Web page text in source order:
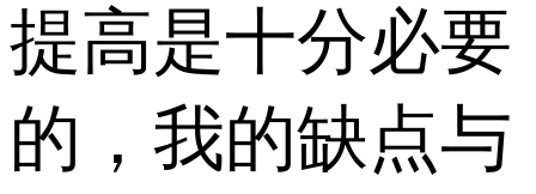
提高是十分必要
的，我的缺点与